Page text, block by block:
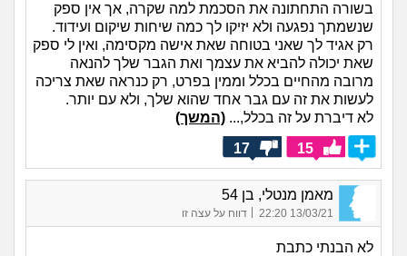
בשורה התחתונה את הסכמת למה שקרה, אך אין ספק
שנשמתך נפגעה ולא יזיקו לך כמה שיחות שיקום ועידוד.
רק אגיד לך שאני בטוחה שאת אישה מקסימה, ואין לי ספק
שאת יכולה להביא את עצמך ואת הגבר שלך להנאה
מרובה מהחיים בכלל וממין בפרט, רק כנראה שאת צריכה
לעשות את זה עם גבר אחד שהוא שלך, ולא עם יותר.
לא דיברת על זה בכלל,... (המשך)
15
17
מאמן מנטלי, בן 54
13/03/21 22:20
| דווח על עצה זו
לא הבנתי כתבת